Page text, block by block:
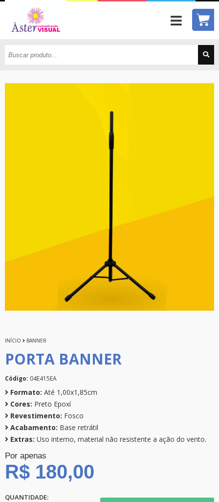
INÍCIO BANNER
PORTA BANNER
Código: 04E415EA
Formato: Até 1,00x1,85cm
Cores: Preto Epoxí
Revestimento: Fosco
Acabamento: Base retrátil
Extras: Uso interno, material não resistente a ação do vento.
Por apenas
R$ 180,00
QUANTIDADE: